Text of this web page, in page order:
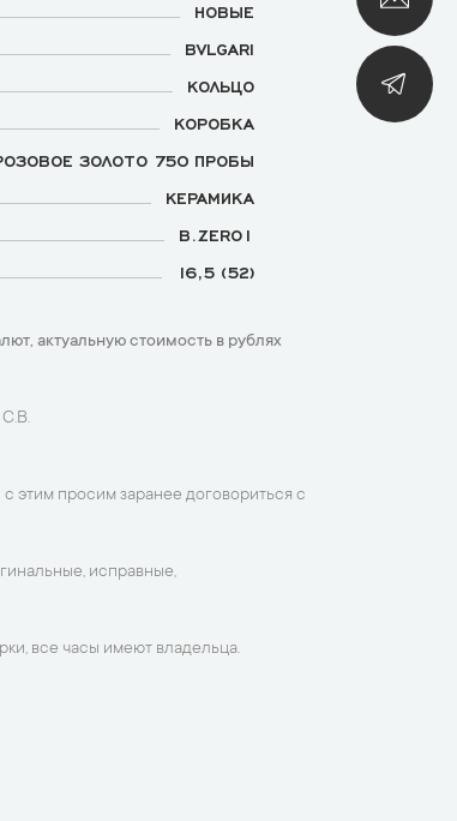
НОВЫЕ
BVLGARI
КОЛЬЦО
КОРОБКА
ЗОЛОТО 750 ПРОБЫ
КЕРАМИКА
B.ZERO1
16,5 (52)
актуальную стоимость в рублях
этим просим заранее договориться с
исправные,
все часы имеют владельца.